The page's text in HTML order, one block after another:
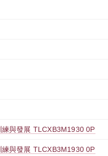
與發展 TLCXB3M1930 0P
與發展 TLCXB3M1930 0P